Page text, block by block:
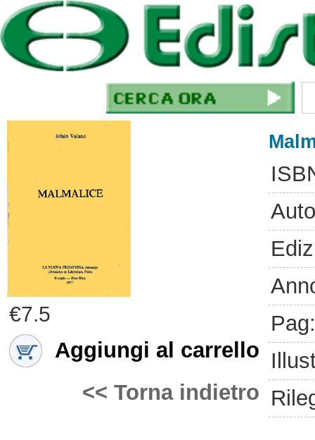
€7.5
Aggiungi al carrello
<< Torna indietro
Pag: